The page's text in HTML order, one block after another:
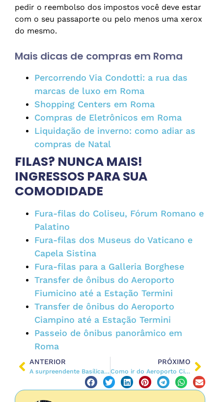
pedir o reembolso dos impostos você deve estar
com o seu passaporte ou pelo menos uma xerox
do mesmo.
Mais dicas de compras em Roma
Percorrendo Via Condotti: a rua das
marcas de luxo em Roma
Shopping Centers em Roma
Compras de Eletrônicos em Roma
Liquidação de inverno: como adiar as
compras de Natal
FILAS? NUNCA MAIS!
INGRESSOS PARA SUA
COMODIDADE
Fura-filas do Coliseu, Fórum Romano e
Palatino
Fura-filas dos Museus do Vaticano e
Capela Sistina
Fura-filas para a Galleria Borghese
Transfer de ônibus do Aeroporto
Fiumicino até a Estação Termini
Transfer de ônibus do Aeroporto
Ciampino até a Estação Termini
Passeio de ônibus panorâmico em
Roma
ANTERIOR
A surpreendente Basílica de São Clemente com 3 andares subterrâneos
PRÓXIMO
Como ir do Aeroporto Ciampino ao Centro de Roma